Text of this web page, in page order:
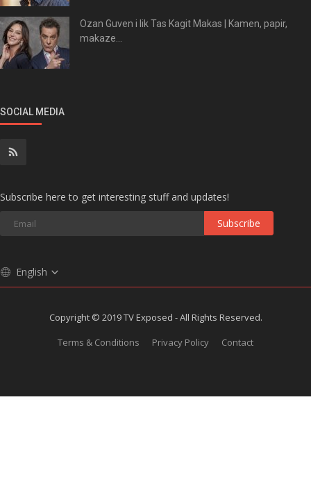
Ozan Guven i lik Tas Kagit Makas | Kamen, papir,
makaze...
SOCIAL MEDIA
Subscribe here to get interesting stuff and updates!
Subscribe
English
Copyright © 2019 TV Exposed - All Rights Reserved.
Terms & Conditions
Privacy Policy Contact